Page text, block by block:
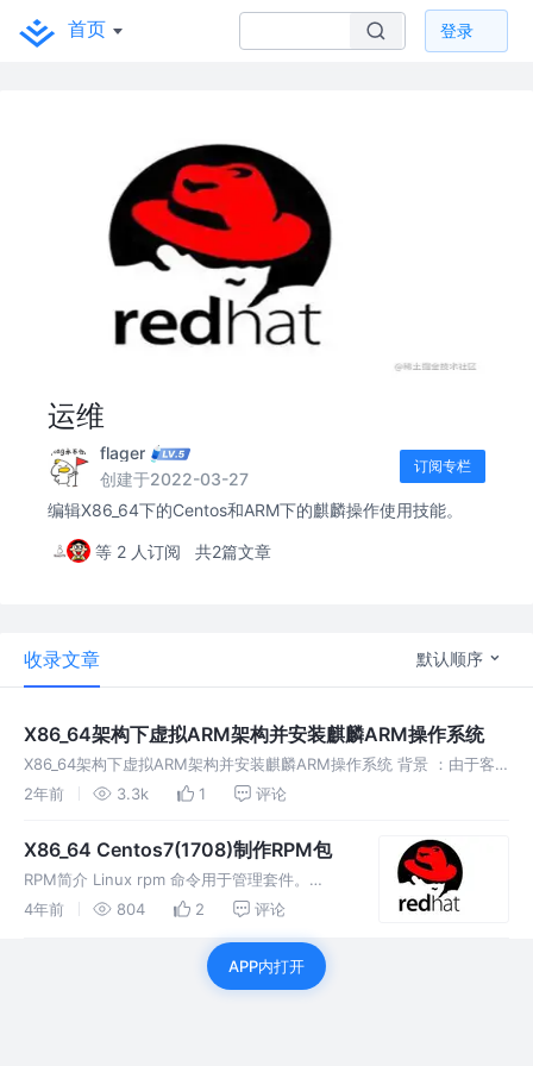
首页 登录
运维
flager
创建于2022-03-27
订阅专栏
编辑X86_64下的Centos和ARM下的麒麟操作使用技能。
等 2 人订阅 共2篇文章
收录文章 默认顺序
X86_64架构下虚拟ARM架构并安装麒麟ARM操作系统
X86_64架构下虚拟ARM架构并安装麒麟ARM操作系统 背景 ：由于客
户单位需要在ARM架构下的操作系统中安装研发的系统，为此昼夜不停
2年前 3.3k 1 评论
X86_64 Centos7(1708)制作RPM包
RPM简介 Linux rpm 命令用于管理套件。
rpm（英文全拼：redhat package manager）
4年前 804 2 评论
APP内打开